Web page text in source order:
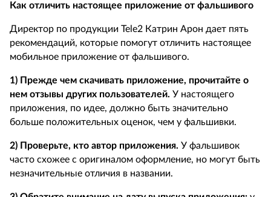
Как отличить настоящее приложение от фальшивого
Директор по продукции Tele2 Катрин Арон дает пять
рекомендаций, которые помогут отличить настоящее
мобильное приложение от фальшивого.
1) Прежде чем скачивать приложение, прочитайте о
нем отзывы других пользователей. У настоящего
приложения, по идее, должно быть значительно
больше положительных оценок, чем у фальшивки.
2) Проверьте, кто автор приложения. У фальшивок
часто схожее с оригиналом оформление, но могут быть
незначительные отличия в названии.